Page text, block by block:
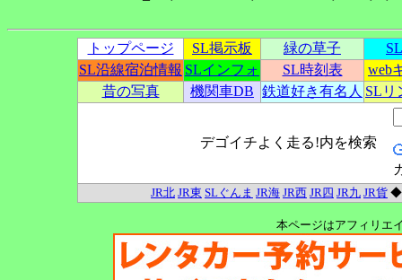
トップページ SL掲示板 緑の草子
SL沿線宿泊情報 SLインフォ SL時刻表
web
昔の写真
機関車DB 鉄道好き有名人 SLリ
デゴイチよく走る!内を検索
JR北 JR東 SLぐんま JR海 JR西 JR四 JR九 JR貨
本ページはアフィリエ